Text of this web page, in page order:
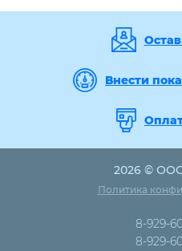
Внести
2026 ©
Политика
8-929-
8-929-